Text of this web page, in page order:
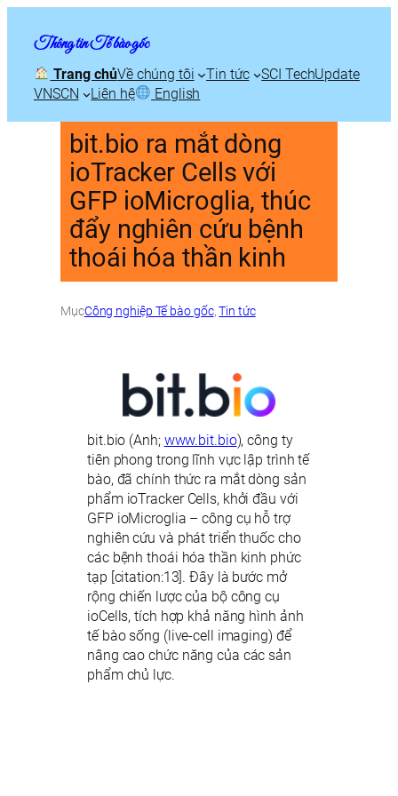
Thông tin Tế bào gốc
Trang chủVề chúng tôi Tin tức
SCI TechUpdate
VNSCN
Liên hệ English
bit.bio ra mắt dòng
ioTracker Cells với
GFP ioMicroglia, thúc
đẩy nghiên cứu bệnh
thoái hóa thần kinh
MụcCông nghiệp Tế bào gốc, Tin tức
bit.bio (Anh; www.bit.bio), công ty
tiên phong trong lĩnh vực lập trình tế
bào, đã chính thức ra mắt dòng sản
phẩm ioTracker Cells, khởi đầu với
GFP ioMicroglia – công cụ hỗ trợ
nghiên cứu và phát triển thuốc cho
các bệnh thoái hóa thần kinh phức
tạp [citation:13]. Đây là bước mở
rộng chiến lược của bộ công cụ
ioCells, tích hợp khả năng hình ảnh
tế bào sống (live-cell imaging) để
nâng cao chức năng của các sản
phẩm chủ lực.